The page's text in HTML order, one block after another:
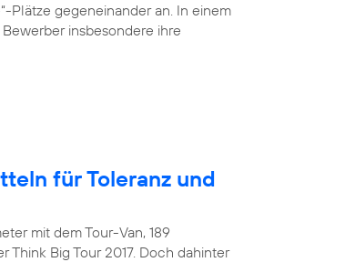
Plätze gegeneinander an. In einem
insbesondere ihre
für Toleranz und
mit dem Tour-Van, 189
Big Tour 2017. Doch dahinter